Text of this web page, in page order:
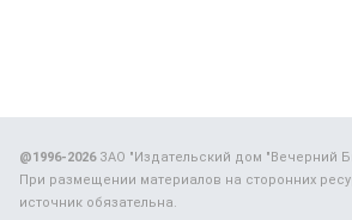
@1996-2026ЗАО "Издательский дом "Вечерний
При размещении материалов на сторонних
источник обязательна.